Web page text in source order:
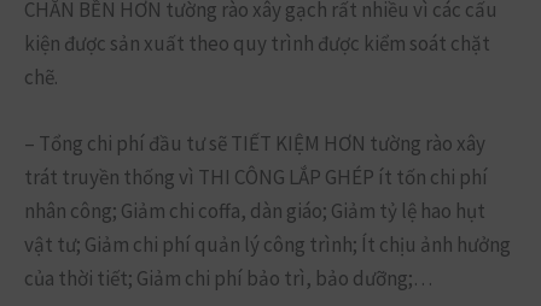
CHẮN BỀN HƠN tường rào xây gạch rất nhiều vì các cấu
kiện được sản xuất theo quy trình được kiểm soát chặt
chẽ.
– Tổng chi phí đầu tư sẽ TIẾT KIỆM HƠN tường rào xây
trát truyền thống vì THI CÔNG LẮP GHÉP ít tốn chi phí
nhân công; Giảm chi coffa, dàn giáo; Giảm tỷ lệ hao hụt
vật tư; Giảm chi phí quản lý công trình; Ít chịu ảnh hưởng
của thời tiết; Giảm chi phí bảo trì, bảo dưỡng;…